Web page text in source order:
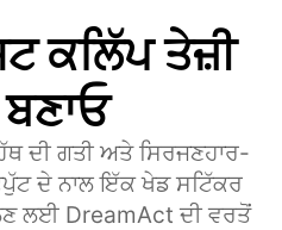
ਕਲਿੱਪ ਤੇਜ਼ੀ
ਦੀ ਗਤੀ ਅਤੇ ਸਿਰਜਣਹਾਰ-
ਦੇ ਨਾਲ ਇੱਕ ਖੇਡ ਸਟਿੱਕਰ
ਲਈ DreamAct ਦੀ ਵਰਤੋਂ